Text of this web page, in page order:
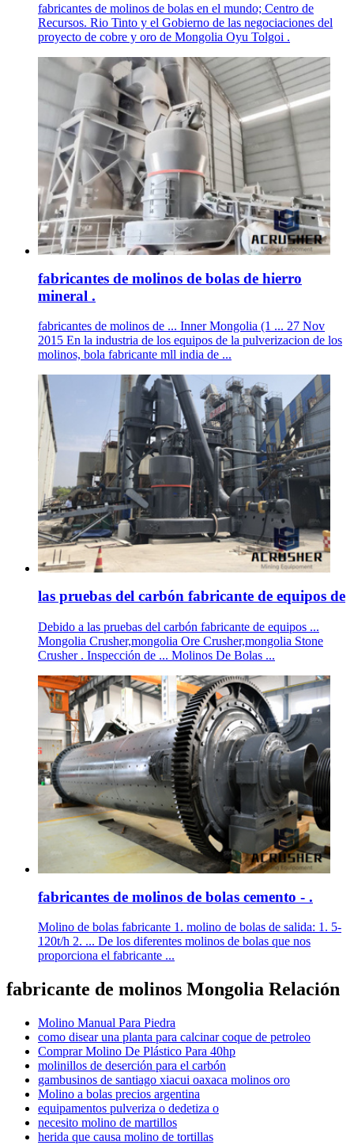
fabricantes de molinos de bolas en el mundo; Centro de
Recursos. Rio Tinto y el Gobierno de las negociaciones del
proyecto de cobre y oro de Mongolia Oyu Tolgoi .
fabricantes de molinos de bolas de hierro
mineral .
fabricantes de molinos de ... Inner Mongolia (1 ... 27 Nov
2015 En la industria de los equipos de la pulverizacion de los
molinos, bola fabricante mll india de ...
las pruebas del carbón fabricante de equipos de
Debido a las pruebas del carbón fabricante de equipos ...
Mongolia Crusher,mongolia Ore Crusher,mongolia Stone
Crusher . Inspección de ... Molinos De Bolas ...
fabricantes de molinos de bolas cemento - .
Molino de bolas fabricante 1. molino de bolas de salida: 1. 5-
120t/h 2. ... De los diferentes molinos de bolas que nos
proporciona el fabricante ...
fabricante de molinos Mongolia Relación
Molino Manual Para Piedra
como disear una planta para calcinar coque de petroleo
Comprar Molino De Plástico Para 40hp
molinillos de deserción para el carbón
gambusinos de santiago xiacui oaxaca molinos oro
Molino a bolas precios argentina
equipamentos pulveriza o dedetiza o
necesito molino de martillos
herida que causa molino de tortillas